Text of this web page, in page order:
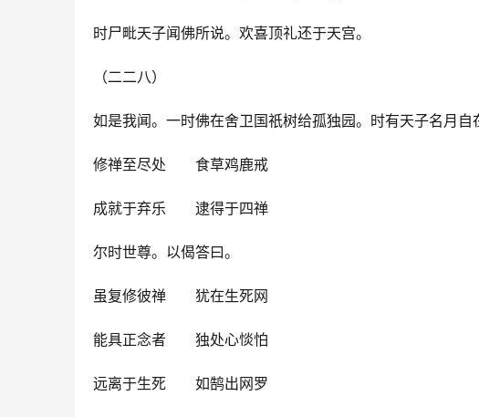
时尸毗天子闻佛所说。欢喜顶礼还于天宫。
（二二八）
如是我闻。一时佛在舍卫国祇树给孤独园。时有天子名月
修禅至尽处　　食草鸡鹿戒
成就于弃乐　　逮得于四禅
尔时世尊。以偈答曰。
虽复修彼禅　　犹在生死网
能具正念者　　独处心惔怕
远离于生死　　如鹄出网罗